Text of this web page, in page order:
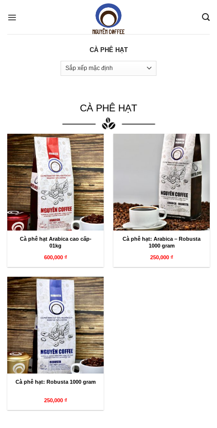
CÀ PHÊ HẠT
CÀ PHÊ HẠT
Cà phê hạt Arabica cao cấp-
01kg
600,000 ₫
Cà phê hạt: Arabica – Robusta
1000 gram
250,000 ₫
Cà phê hạt: Robusta 1000 gram
250,000 ₫